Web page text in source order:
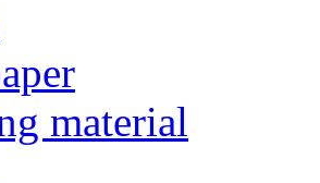
material